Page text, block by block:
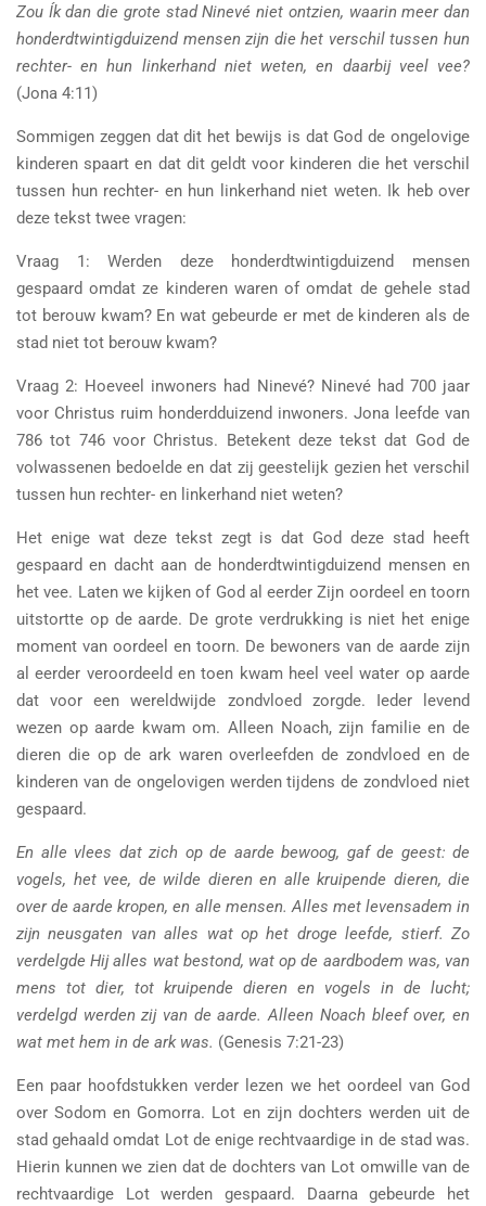
Zou Ík dan die grote stad Ninevé niet ontzien, waarin meer dan
honderdtwintigduizend mensen zijn die het verschil tussen hun
rechter- en hun linkerhand niet weten, en daarbij veel vee?
(Jona 4:11)
Sommigen zeggen dat dit het bewijs is dat God de ongelovige
kinderen spaart en dat dit geldt voor kinderen die het verschil
tussen hun rechter- en hun linkerhand niet weten. Ik heb over
deze tekst twee vragen:
Vraag 1: Werden deze honderdtwintigduizend mensen
gespaard omdat ze kinderen waren of omdat de gehele stad
tot berouw kwam? En wat gebeurde er met de kinderen als de
stad niet tot berouw kwam?
Vraag 2: Hoeveel inwoners had Ninevé? Ninevé had 700 jaar
voor Christus ruim honderdduizend inwoners. Jona leefde van
786 tot 746 voor Christus. Betekent deze tekst dat God de
volwassenen bedoelde en dat zij geestelijk gezien het verschil
tussen hun rechter- en linkerhand niet weten?
Het enige wat deze tekst zegt is dat God deze stad heeft
gespaard en dacht aan de honderdtwintigduizend mensen en
het vee. Laten we kijken of God al eerder Zijn oordeel en toorn
uitstortte op de aarde. De grote verdrukking is niet het enige
moment van oordeel en toorn. De bewoners van de aarde zijn
al eerder veroordeeld en toen kwam heel veel water op aarde
dat voor een wereldwijde zondvloed zorgde. Ieder levend
wezen op aarde kwam om. Alleen Noach, zijn familie en de
dieren die op de ark waren overleefden de zondvloed en de
kinderen van de ongelovigen werden tijdens de zondvloed niet
gespaard.
En alle vlees dat zich op de aarde bewoog, gaf de geest: de
vogels, het vee, de wilde dieren en alle kruipende dieren, die
over de aarde kropen, en alle mensen. Alles met levensadem in
zijn neusgaten van alles wat op het droge leefde, stierf. Zo
verdelgde Hij alles wat bestond, wat op de aardbodem was, van
mens tot dier, tot kruipende dieren en vogels in de lucht;
verdelgd werden zij van de aarde. Alleen Noach bleef over, en
wat met hem in de ark was. (Genesis 7:21-23)
Een paar hoofdstukken verder lezen we het oordeel van God
over Sodom en Gomorra. Lot en zijn dochters werden uit de
stad gehaald omdat Lot de enige rechtvaardige in de stad was.
Hierin kunnen we zien dat de dochters van Lot omwille van de
rechtvaardige Lot werden gespaard. Daarna gebeurde het